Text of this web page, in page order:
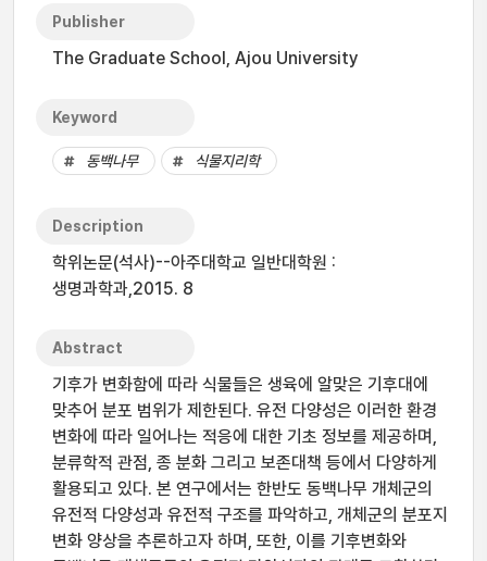
Publisher
The Graduate School, Ajou University
Keyword
동백나무 식물지리학
Description
학위논문(석사)--아주대학교 일반대학원 :
생명과학과,2015. 8
Abstract
기후가 변화함에 따라 식물들은 생육에 알맞은 기후대에
맞추어 분포 범위가 제한된다. 유전 다양성은 이러한 환경
변화에 따라 일어나는 적응에 대한 기초 정보를 제공하며,
분류학적 관점, 종 분화 그리고 보존대책 등에서 다양하게
활용되고 있다. 본 연구에서는 한반도 동백나무 개체군의
유전적 다양성과 유전적 구조를 파악하고, 개체군의 분포지
변화 양상을 추론하고자 하며, 또한, 이를 기후변화와